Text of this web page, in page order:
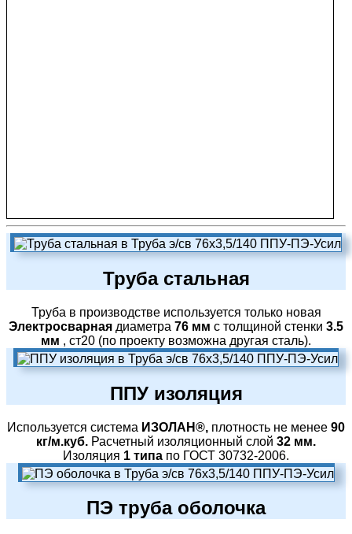
Труба стальная
Труба в производстве используется только новая
Электросварная диаметра 76 мм с толщиной стенки 3.5
мм , ст20 (по проекту возможна другая сталь).
ППУ изоляция
Используется система ИЗОЛАН®, плотность не менее 90
кг/м.куб. Расчетный изоляционный слой 32 мм.
Изоляция 1 типа по ГОСТ 30732-2006.
ПЭ труба оболочка